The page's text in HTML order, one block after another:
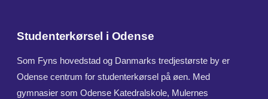
Studenterkørsel i Odense
Som Fyns hovedstad og Danmarks tredjestørste by er
Odense centrum for studenterkørsel på øen. Med
gymnasier som Odense Katedralskole, Mulernes